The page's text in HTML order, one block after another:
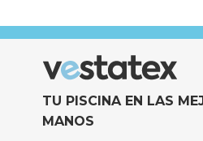
TU PISCINA EN LAS
MANOS